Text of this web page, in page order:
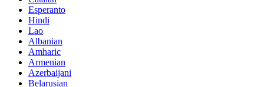
Esperanto
Hindi
Lao
Albanian
Amharic
Armenian
Azerbaijani
Belarusian